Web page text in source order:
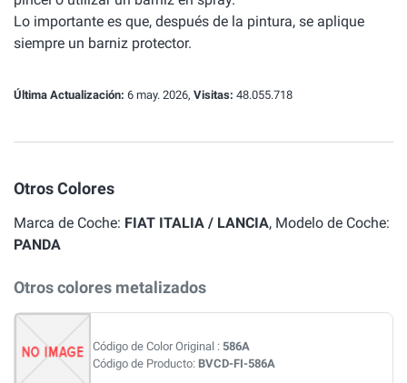
Lo importante es que, después de la pintura, se aplique
siempre un barniz protector.
Última Actualización: 6 may. 2026, Visitas: 48.055.718
Otros Colores
Marca de Coche: FIAT ITALIA / LANCIA, Modelo de Coche:
PANDA
Otros colores metalizados
Código de Color Original : 586A
Código de Producto: BVCD-FI-586A